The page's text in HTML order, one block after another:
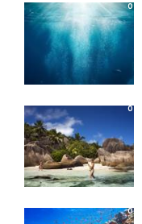
0
0
0